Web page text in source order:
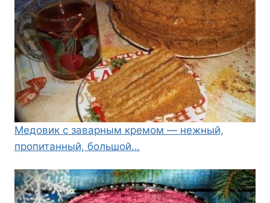
Медовик с заварным кремом — нежный,
пропитанный, большой…